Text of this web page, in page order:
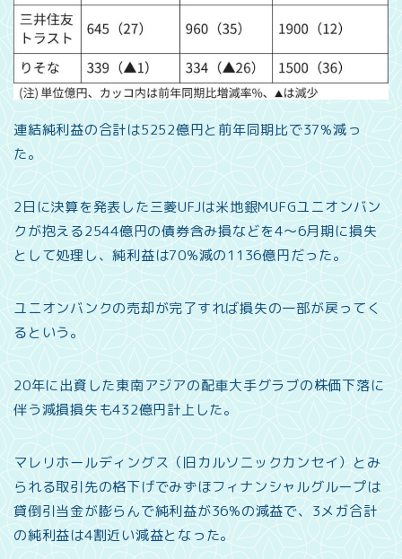
連結純利益の合計は5252億円と前年同期比で37%減っ
た。
2日に決算を発表した三菱UFJは米地銀MUFGユニオンバン
クが抱える2544億円の債券含み損などを4～6月期に損失
として処理し、純利益は70%減の1136億円だった。
ユニオンバンクの売却が完了すれば損失の一部が戻ってく
るという。
20年に出資した東南アジアの配車大手グラブの株価下落に
伴う減損損失も432億円計上した。
マレリホールディングス（旧カルソニックカンセイ）とみ
られる取引先の格下げでみずほフィナンシャルグループは
貸倒引当金が膨らんで純利益が36%の減益で、3メガ合計
の純利益は4割近い減益となった。